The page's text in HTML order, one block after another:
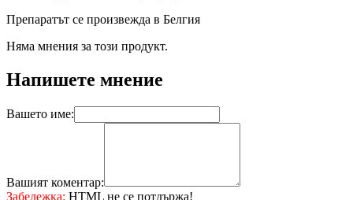
Препаратът се произвежда в Белгия
Няма мнения за този продукт.
Напишете мнение
Вашето име:
Вашият коментар:
Забележка: HTML не се потдържа!